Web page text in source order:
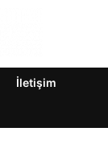
İletişim